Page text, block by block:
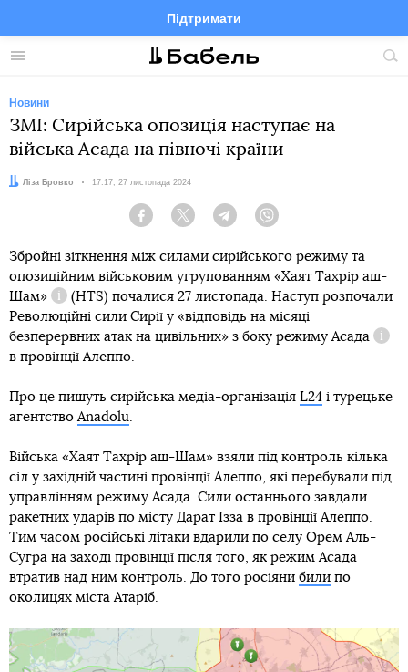
Меню
Підтримати
FacebookTelegramTwitter
Новини
ЗМІ: Сирійська опозиція наступає на
війська Асада на півночі країни
Автор:
Ліза Бровко Дата:
17:17, 27 листопада 2024
Facebook Twitter Telegram
Збройні зіткнення між силами сирійського режиму та
опозиційним військовим угрупованням «Хаят Тахрір аш-
Шам»
Довідка
(HTS) почалися 27 листопада. Наступ розпочали
Революційні сили Сирії у «відповідь на місяці
безперервних атак на цивільних» з боку режиму Асада
в провінції Алеппо.
Про це пишуть сирійська медіа-організація L24 і турецьке
агентствоAnadolu.
Війська «Хаят Тахрір аш-Шам» взяли під контроль кілька
сіл у західній частині провінції Алеппо, які перебували під
управлінням режиму Асада. Сили останнього завдали
ракетних ударів по місту Дарат Ізза в провінції Алеппо.
Тим часом російські літаки вдарили по селу Орем Аль-
Сугра на заході провінції після того, як режим Асада
втратив над ним контроль. До того росіяни били по
околицях міста Атаріб.